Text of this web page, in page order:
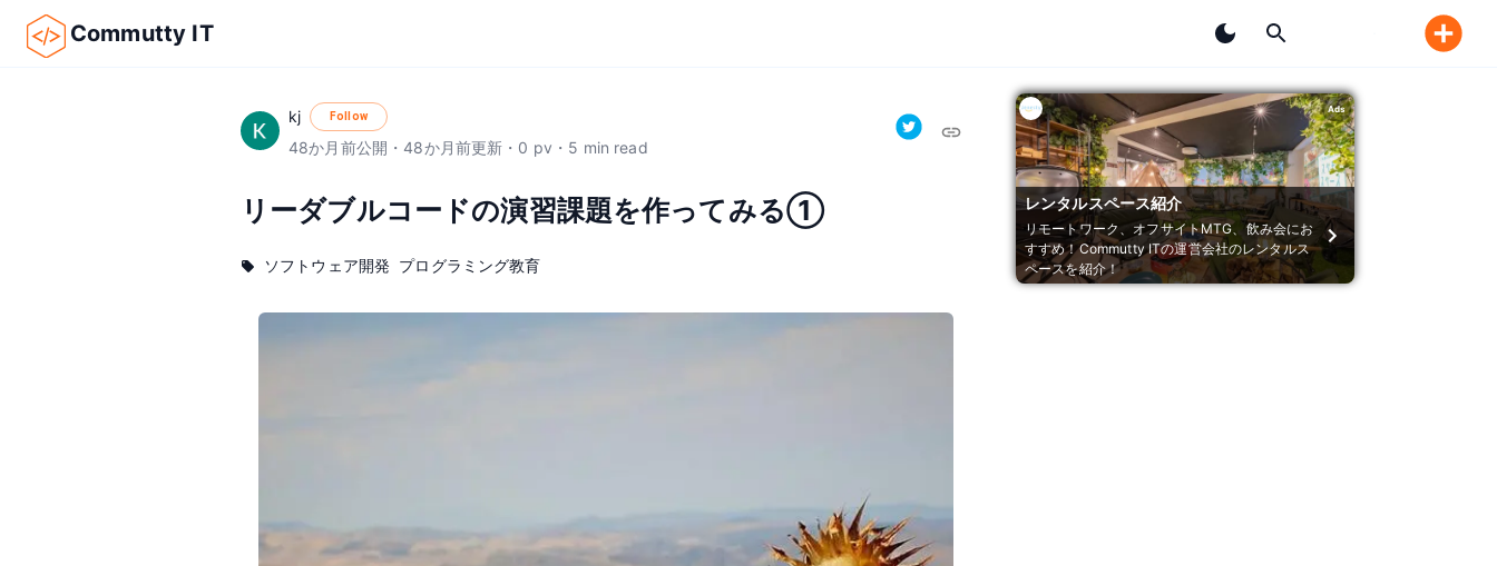
Commutty IT
kj Follow
48か月前公開 ・48か月前更新 ・ 0 pv ・ 5 min read
リーダブルコードの演習課題を作ってみる①
ソフトウェア開発 プログラミング教育
Ads
レンタルスペース紹介
リモートワーク、オフサイトMTG、飲み会にお
すすめ！Commutty ITの運営会社のレンタルス
ペースを紹介！